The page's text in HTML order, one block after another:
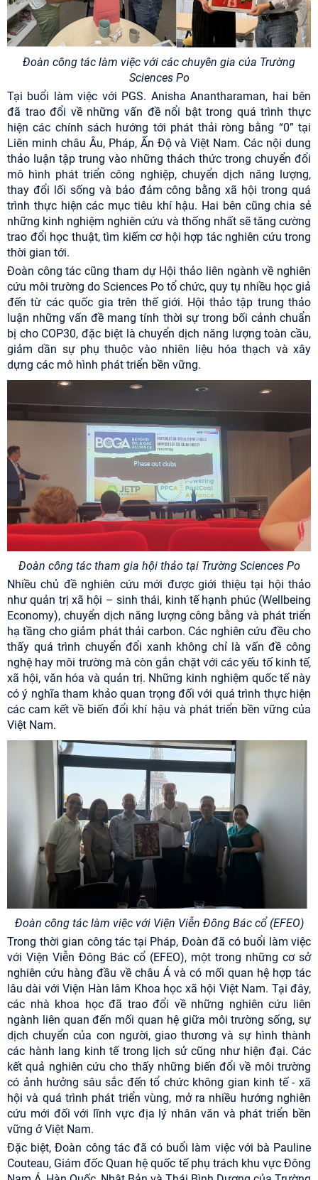
Đoàn công tác làm việc với các chuyên gia của Trường
Sciences Po
Tại buổi làm việc với PGS. Anisha Anantharaman, hai bên
đã trao đổi về những vấn đề nổi bật trong quá trình thực
hiện các chính sách hướng tới phát thải ròng bằng “0” tại
Liên minh châu Âu, Pháp, Ấn Độ và Việt Nam. Các nội dung
thảo luận tập trung vào những thách thức trong chuyển đổi
mô hình phát triển công nghiệp, chuyển dịch năng lượng,
thay đổi lối sống và bảo đảm công bằng xã hội trong quá
trình thực hiện các mục tiêu khí hậu. Hai bên cũng chia sẻ
những kinh nghiệm nghiên cứu và thống nhất sẽ tăng cường
trao đổi học thuật, tìm kiếm cơ hội hợp tác nghiên cứu trong
thời gian tới.
Đoàn công tác cũng tham dự Hội thảo liên ngành về nghiên
cứu môi trường do Sciences Po tổ chức, quy tụ nhiều học giả
đến từ các quốc gia trên thế giới. Hội thảo tập trung thảo
luận những vấn đề mang tính thời sự trong bối cảnh chuẩn
bị cho COP30, đặc biệt là chuyển dịch năng lượng toàn cầu,
giảm dần sự phụ thuộc vào nhiên liệu hóa thạch và xây
dựng các mô hình phát triển bền vững.
Đoàn công tác tham gia hội thảo tại Trường Sciences Po
Nhiều chủ đề nghiên cứu mới được giới thiệu tại hội thảo
như quản trị xã hội – sinh thái, kinh tế hạnh phúc (Wellbeing
Economy), chuyển dịch năng lượng công bằng và phát triển
hạ tầng cho giảm phát thải carbon. Các nghiên cứu đều cho
thấy quá trình chuyển đổi xanh không chỉ là vấn đề công
nghệ hay môi trường mà còn gắn chặt với các yếu tố kinh tế,
xã hội, văn hóa và quản trị. Những kinh nghiệm quốc tế này
có ý nghĩa tham khảo quan trọng đối với quá trình thực hiện
các cam kết về biến đổi khí hậu và phát triển bền vững của
Việt Nam.
Đoàn công tác làm việc với Viện Viễn Đông Bác cổ (EFEO)
Trong thời gian công tác tại Pháp, Đoàn đã có buổi làm việc
với Viện Viễn Đông Bác cổ (EFEO), một trong những cơ sở
nghiên cứu hàng đầu về châu Á và có mối quan hệ hợp tác
lâu dài với Viện Hàn lâm Khoa học xã hội Việt Nam. Tại đây,
các nhà khoa học đã trao đổi về những nghiên cứu liên
ngành liên quan đến mối quan hệ giữa môi trường sống, sự
dịch chuyển của con người, giao thương và sự hình thành
các hành lang kinh tế trong lịch sử cũng như hiện đại. Các
kết quả nghiên cứu cho thấy những biến đổi về môi trường
có ảnh hưởng sâu sắc đến tổ chức không gian kinh tế - xã
hội và quá trình phát triển vùng, mở ra nhiều hướng nghiên
cứu mới đối với lĩnh vực địa lý nhân văn và phát triển bền
vững ở Việt Nam.
Đặc biệt, Đoàn công tác đã có buổi làm việc với bà Pauline
Couteau, Giám đốc Quan hệ quốc tế phụ trách khu vực Đông